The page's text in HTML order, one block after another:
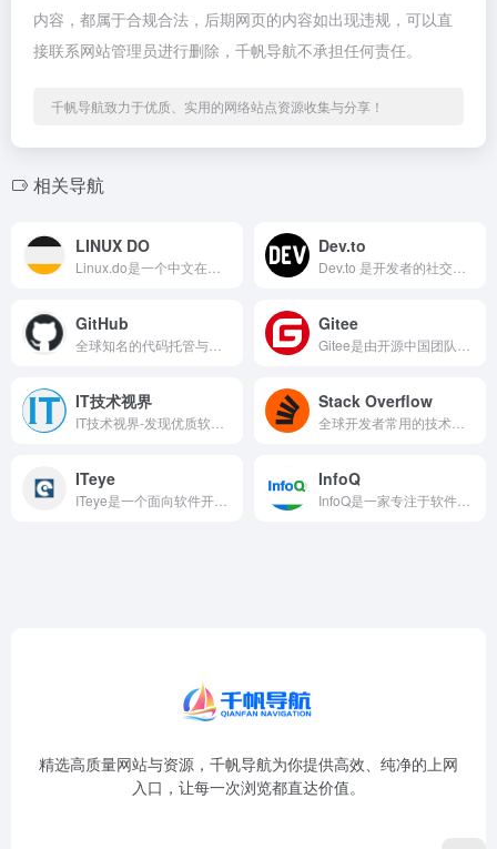
内容，都属于合规合法，后期网页的内容如出现违规，可以直
接联系网站管理员进行删除，千帆导航不承担任何责任。
千帆导航致力于优质、实用的网络站点资源收集与分享！
相关导航
LINUX DO Dev.to
GitHub Gitee
IT技术视界 Stack Overflow
ITeye InfoQ
精选高质量网站与资源，千帆导航为你提供高效、纯净的上网
入口，让每一次浏览都直达价值。